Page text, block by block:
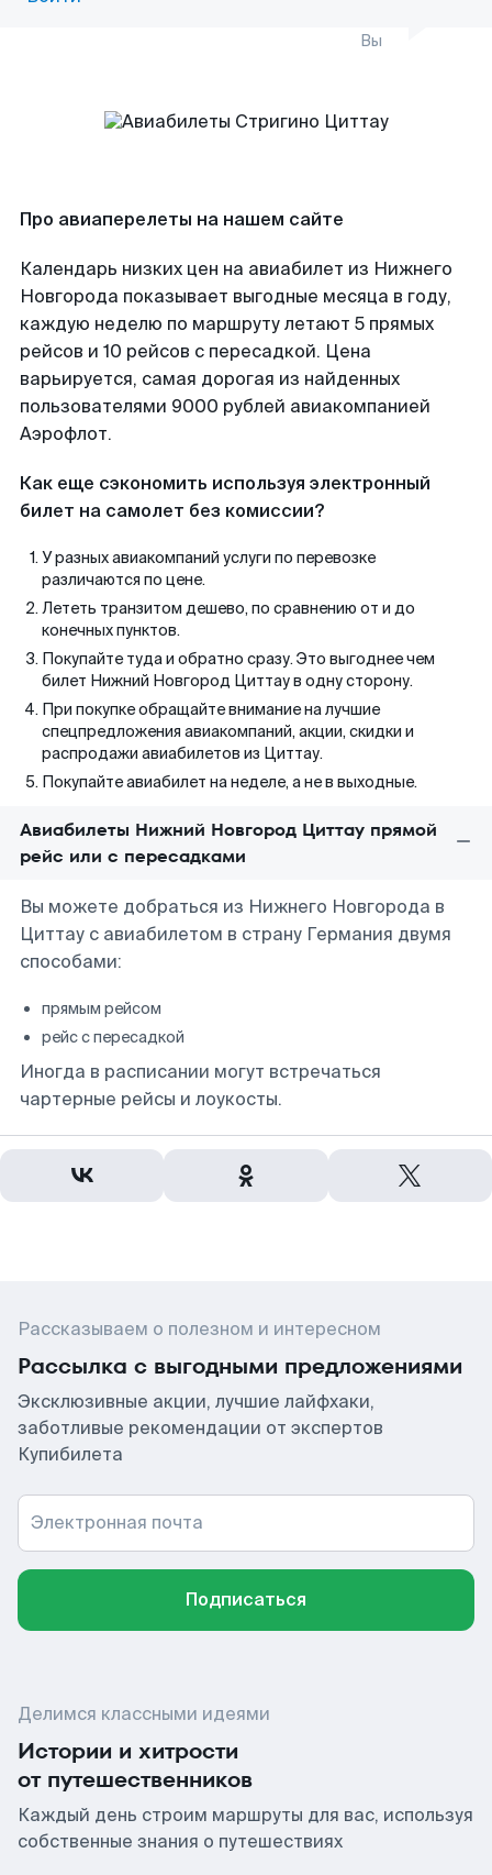
Вы
Про авиаперелеты на нашем сайте
Календарь низких цен на авиабилет из Нижнего
Новгорода показывает выгодные месяца в году,
каждую неделю по маршруту летают 5 прямых
рейсов и 10 рейсов с пересадкой. Цена
варьируется, самая дорогая из найденных
пользователями 9000 рублей авиакомпанией
Аэрофлот.
Как еще сэкономить используя электронный
билет на самолет без комиссии?
У разных авиакомпаний услуги по перевозке
различаются по цене.
Лететь транзитом дешево, по сравнению от и до
конечных пунктов.
Покупайте туда и обратно сразу. Это выгоднее чем
билет Нижний Новгород Циттау в одну сторону.
При покупке обращайте внимание на лучшие
спецпредложения авиакомпаний, акции, скидки и
распродажи авиабилетов из Циттау.
Покупайте авиабилет на неделе, а не в выходные.
Авиабилеты Нижний Новгород Циттау прямой
рейс или с пересадками
Вы можете добраться из Нижнего Новгорода в
Циттау с авиабилетом в страну Германия двумя
способами:
прямым рейсом
рейс с пересадкой
Иногда в расписании могут встречаться
чартерные рейсы и лоукосты.
Рассказываем о полезном и интересном
Рассылка с выгодными предложениями
Эксклюзивные акции, лучшие лайфхаки,
заботливые рекомендации от экспертов
Купибилета
Электронная почта
Подписаться
Делимся классными идеями
Истории и хитрости
от путешественников
Каждый день строим маршруты для вас, используя
собственные знания о путешествиях